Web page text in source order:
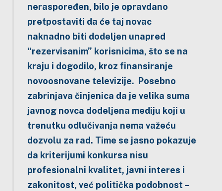
neraspoređen, bilo je opravdano
pretpostaviti da će taj novac
naknadno biti dodeljen unapred
“rezervisanim” korisnicima, što se na
kraju i dogodilo, kroz finansiranje
novoosnovane televizije. Posebno
zabrinjava činjenica da je velika suma
javnog novca dodeljena mediju koji u
trenutku odlučivanja nema važeću
dozvolu za rad. Time se jasno pokazuje
da kriterijumi konkursa nisu
profesionalni kvalitet, javni interes i
zakonitost, već politička podobnost –